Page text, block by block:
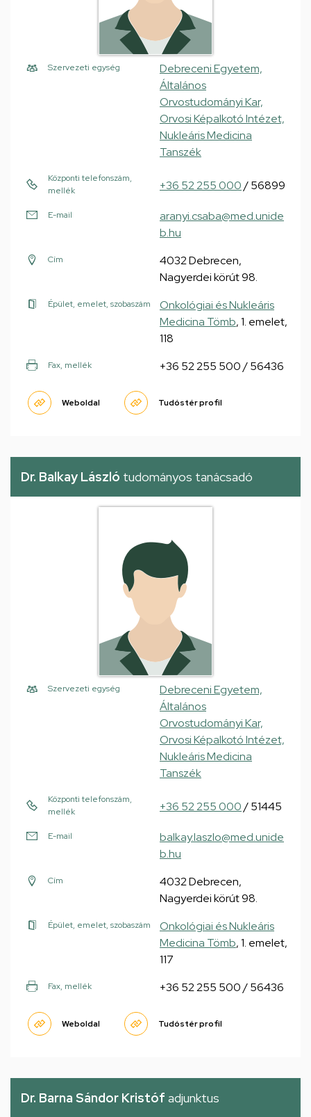
Szervezeti egység
Debreceni Egyetem,
Általános
Orvostudományi Kar,
Orvosi Képalkotó Intézet,
Nukleáris Medicina
Tanszék
Központi telefonszám,
mellék
+36 52 255 000/ 56899
E-mail
aranyi.csaba@med.unide
b.hu
Cím
4032 Debrecen,
Nagyerdei körút 98.
Épület, emelet, szobaszám
Onkológiai és Nukleáris
Medicina Tömb, 1. emelet,
118
Fax, mellék +36 52 255 500 / 56436
Weboldal Tudóstér profil
Dr. Balkay László tudományos tanácsadó
Szervezeti egység
Debreceni Egyetem,
Általános
Orvostudományi Kar,
Orvosi Képalkotó Intézet,
Nukleáris Medicina
Tanszék
Központi telefonszám,
mellék
+36 52 255 000/ 51445
E-mail
balkay.laszlo@med.unide
b.hu
Cím
4032 Debrecen,
Nagyerdei körút 98.
Épület, emelet, szobaszám
Onkológiai és Nukleáris
Medicina Tömb, 1. emelet,
117
Fax, mellék +36 52 255 500 / 56436
Weboldal Tudóstér profil
Dr. Barna Sándor Kristóf adjunktus